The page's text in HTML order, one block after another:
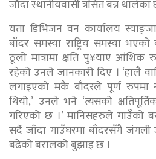
जाँदा स्थानीयवासी त्रसित बन्न
यता डिभिजन वन कार्यालय
बाँदर समस्या राष्ट्रिय समस्या
ठूलो मात्रामा क्षति पु¥याए आंशिक
रहेको उनले जानकारी दिए । ‘हालै
लगाइएको मकै बाँदरले पूर्ण रुपमा
थियो,’ उनले भने ‘त्यसको
गरिएको छ ।’ मानिसहरुले गाउँको
सर्दै जाँदा गाउँघरमा बाँदरसँगै
बढेको बरालको बुझाइ छ ।